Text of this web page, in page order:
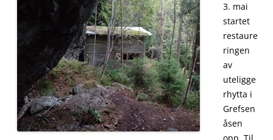
3. mai
startet
restaure
ringen
av
uteligge
rhytta i
Grefsen
åsen